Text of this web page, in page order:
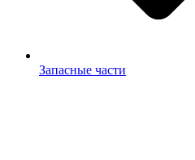
Запасные части